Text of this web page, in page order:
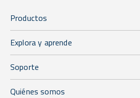
Productos
Explora y aprende
Soporte
Quiénes somos